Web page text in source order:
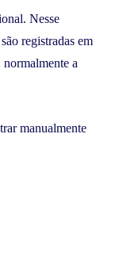
Nesse
registradas em
a
manualmente